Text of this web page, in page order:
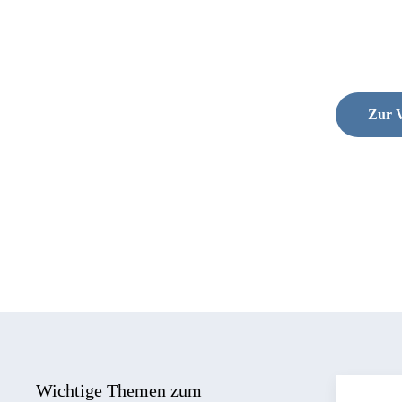
Zur
Wichtige Themen zum